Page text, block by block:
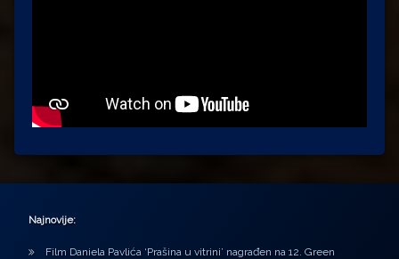
Najnovije:
Film Daniela Pavlića ‘Prašina u vitrini’ nagrađen na 12. Green